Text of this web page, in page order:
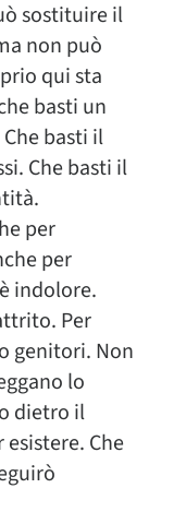
sostituire il
non può
qui sta
basti un
basti il
Che basti il
per
per
indolore.
Per
genitori. Non
lo
dietro il
Che